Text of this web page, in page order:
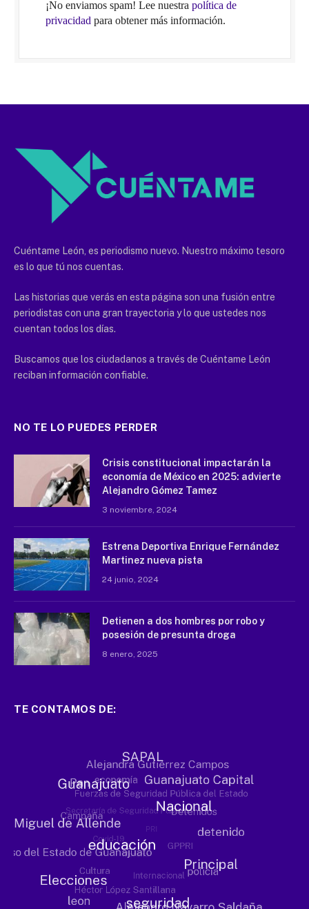
¡No enviamos spam! Lee nuestra política de
privacidad para obtener más información.
Cuéntame León, es periodismo nuevo. Nuestro máximo tesoro
es lo que tú nos cuentas.
Las historias que verás en esta página son una fusión entre
periodistas con una gran trayectoria y lo que ustedes nos
cuentan todos los días.
Buscamos que los ciudadanos a través de Cuéntame León
reciban información confiable.
NO TE LO PUEDES PERDER
Crisis constitucional impactarán la
economía de México en 2025: advierte
Alejandro Gómez Tamez
3 noviembre, 2024
Estrena Deportiva Enrique Fernández
Martinez nueva pista
24 junio, 2024
Detienen a dos hombres por robo y
posesión de presunta droga
8 enero, 2025
TE CONTAMOS DE: